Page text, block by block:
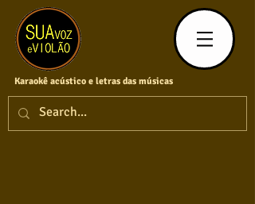
Karaokê acústico e letras das músicas